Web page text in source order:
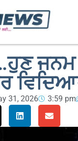
ਜਨਮ
31, 2026 3:59 pm